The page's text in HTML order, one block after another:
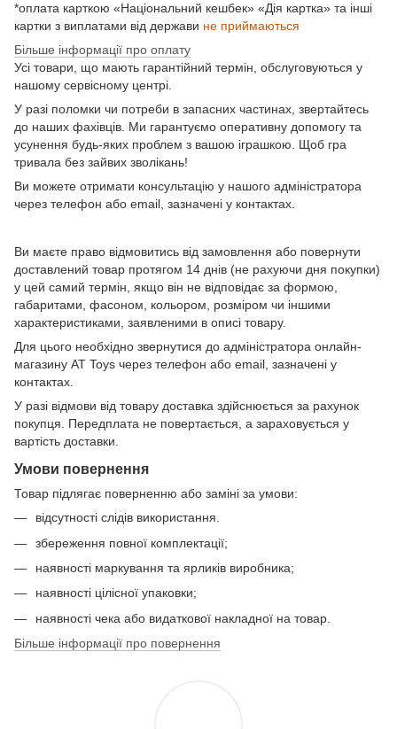
*оплата карткою «Національний кешбек» «Дія картка» та інші
картки з виплатами від держави не приймаються
Більше інформації про оплату
Усі товари, що мають гарантійний термін, обслуговуються у
нашому сервісному центрі.
У разі поломки чи потреби в запасних частинах, звертайтесь
до наших фахівців. Ми гарантуємо оперативну допомогу та
усунення будь-яких проблем з вашою іграшкою. Щоб гра
тривала без зайвих зволікань!
Ви можете отримати консультацію у нашого адміністратора
через телефон або email, зазначені у контактах.
Ви маєте право відмовитись від замовлення або повернути
доставлений товар протягом 14 днів (не рахуючи дня покупки)
у цей самий термін, якщо він не відповідає за формою,
габаритами, фасоном, кольором, розміром чи іншими
характеристиками, заявленими в описі товару.
Для цього необхідно звернутися до адміністратора онлайн-
магазину AT Toys через телефон або email, зазначені у
контактах.
У разі відмови від товару доставка здійснюється за рахунок
покупця. Передплата не повертається, а зараховується у
вартість доставки.
Умови повернення
Товар підлягає поверненню або заміні за умови:
відсутності слідів використання.
збереження повної комплектації;
наявності маркування та ярликів виробника;
наявності цілісної упаковки;
наявності чека або видаткової накладної на товар.
Більше інформації про повернення